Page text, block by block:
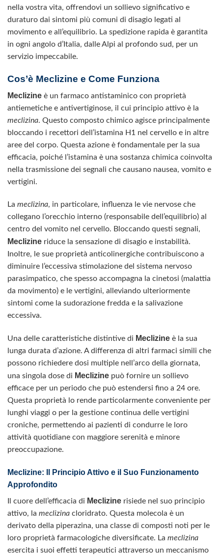
nella vostra vita, offrendovi un sollievo significativo e
duraturo dai sintomi più comuni di disagio legati al
movimento e all’equilibrio. La spedizione rapida è garantita
in ogni angolo d’Italia, dalle Alpi al profondo sud, per un
servizio impeccabile.
Cos’è Meclizine e Come Funziona
Meclizine è un farmaco antistaminico con proprietà
antiemetiche e antivertiginose, il cui principio attivo è la
meclizina. Questo composto chimico agisce principalmente
bloccando i recettori dell’istamina H1 nel cervello e in altre
aree del corpo. Questa azione è fondamentale per la sua
efficacia, poiché l’istamina è una sostanza chimica coinvolta
nella trasmissione dei segnali che causano nausea, vomito e
vertigini.
La meclizina, in particolare, influenza le vie nervose che
collegano l’orecchio interno (responsabile dell’equilibrio) al
centro del vomito nel cervello. Bloccando questi segnali,
Meclizine riduce la sensazione di disagio e instabilità.
Inoltre, le sue proprietà anticolinergiche contribuiscono a
diminuire l’eccessiva stimolazione del sistema nervoso
parasimpatico, che spesso accompagna la cinetosi (malattia
da movimento) e le vertigini, alleviando ulteriormente
sintomi come la sudorazione fredda e la salivazione
eccessiva.
Una delle caratteristiche distintive di Meclizine è la sua
lunga durata d’azione. A differenza di altri farmaci simili che
possono richiedere dosi multiple nell’arco della giornata,
una singola dose di Meclizine può fornire un sollievo
efficace per un periodo che può estendersi fino a 24 ore.
Questa proprietà lo rende particolarmente conveniente per
lunghi viaggi o per la gestione continua delle vertigini
croniche, permettendo ai pazienti di condurre le loro
attività quotidiane con maggiore serenità e minore
preoccupazione.
Meclizine: Il Principio Attivo e il Suo Funzionamento
Approfondito
Il cuore dell’efficacia di Meclizine risiede nel suo principio
attivo, la meclizina cloridrato. Questa molecola è un
derivato della piperazina, una classe di composti noti per le
loro proprietà farmacologiche diversificate. La meclizina
esercita i suoi effetti terapeutici attraverso un meccanismo